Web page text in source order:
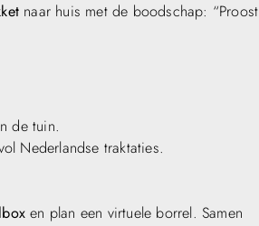
naar huis met de boodschap: “Proost
de tuin.
Nederlandse traktaties.
en plan een virtuele borrel. Samen